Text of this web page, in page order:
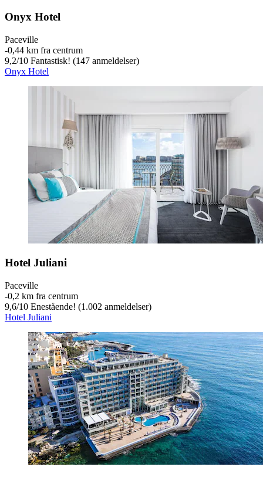
Onyx Hotel
Paceville
‐0,44 km fra centrum
9,2/10 Fantastisk! (147 anmeldelser)
Onyx Hotel
Hotel Juliani
Paceville
‐0,2 km fra centrum
9,6/10 Enestående! (1.002 anmeldelser)
Hotel Juliani